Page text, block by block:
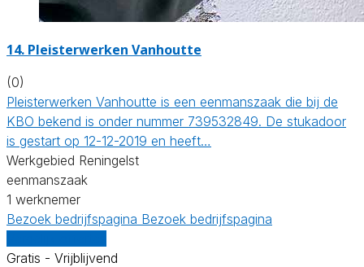
14. Pleisterwerken Vanhoutte
(0)
Pleisterwerken Vanhoutte is een eenmanszaak die bij de
KBO bekend is onder nummer 739532849. De stukadoor
is gestart op 12-12-2019 en heeft…
Werkgebied Reningelst
eenmanszaak
1 werknemer
Bezoek bedrijfspagina Bezoek bedrijfspagina
Gratis - Vrijblijvend